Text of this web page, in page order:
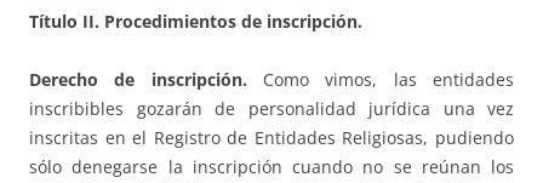
Título II. Procedimientos de inscripción.
Derecho de inscripción. Como vimos, las entidades
inscribibles gozarán de personalidad jurídica una vez
inscritas en el Registro de Entidades Religiosas, pudiendo
sólo denegarse la inscripción cuando no se reúnan los